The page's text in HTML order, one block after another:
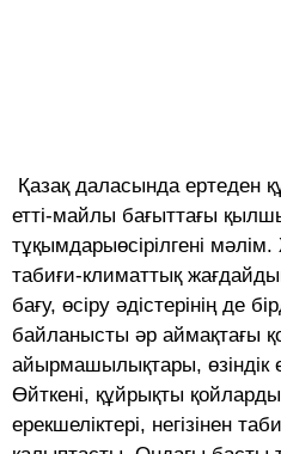
Қазақ даласында ертеден
етті-майлы бағыттағы
тұқымдарыөсірілгені
табиғи-климаттық жағдайдың
бағу, өсіру әдістерінің де
байланысты әр аймақтағы
айырмашылықтары, өзіндік
Өйткені, құйрықты
ерекшеліктері, негізінен